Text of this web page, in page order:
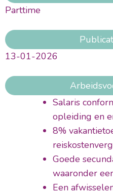
Parttime
13-01-2026
Salaris
opleiding en
8%
Goede
waaronder
Een